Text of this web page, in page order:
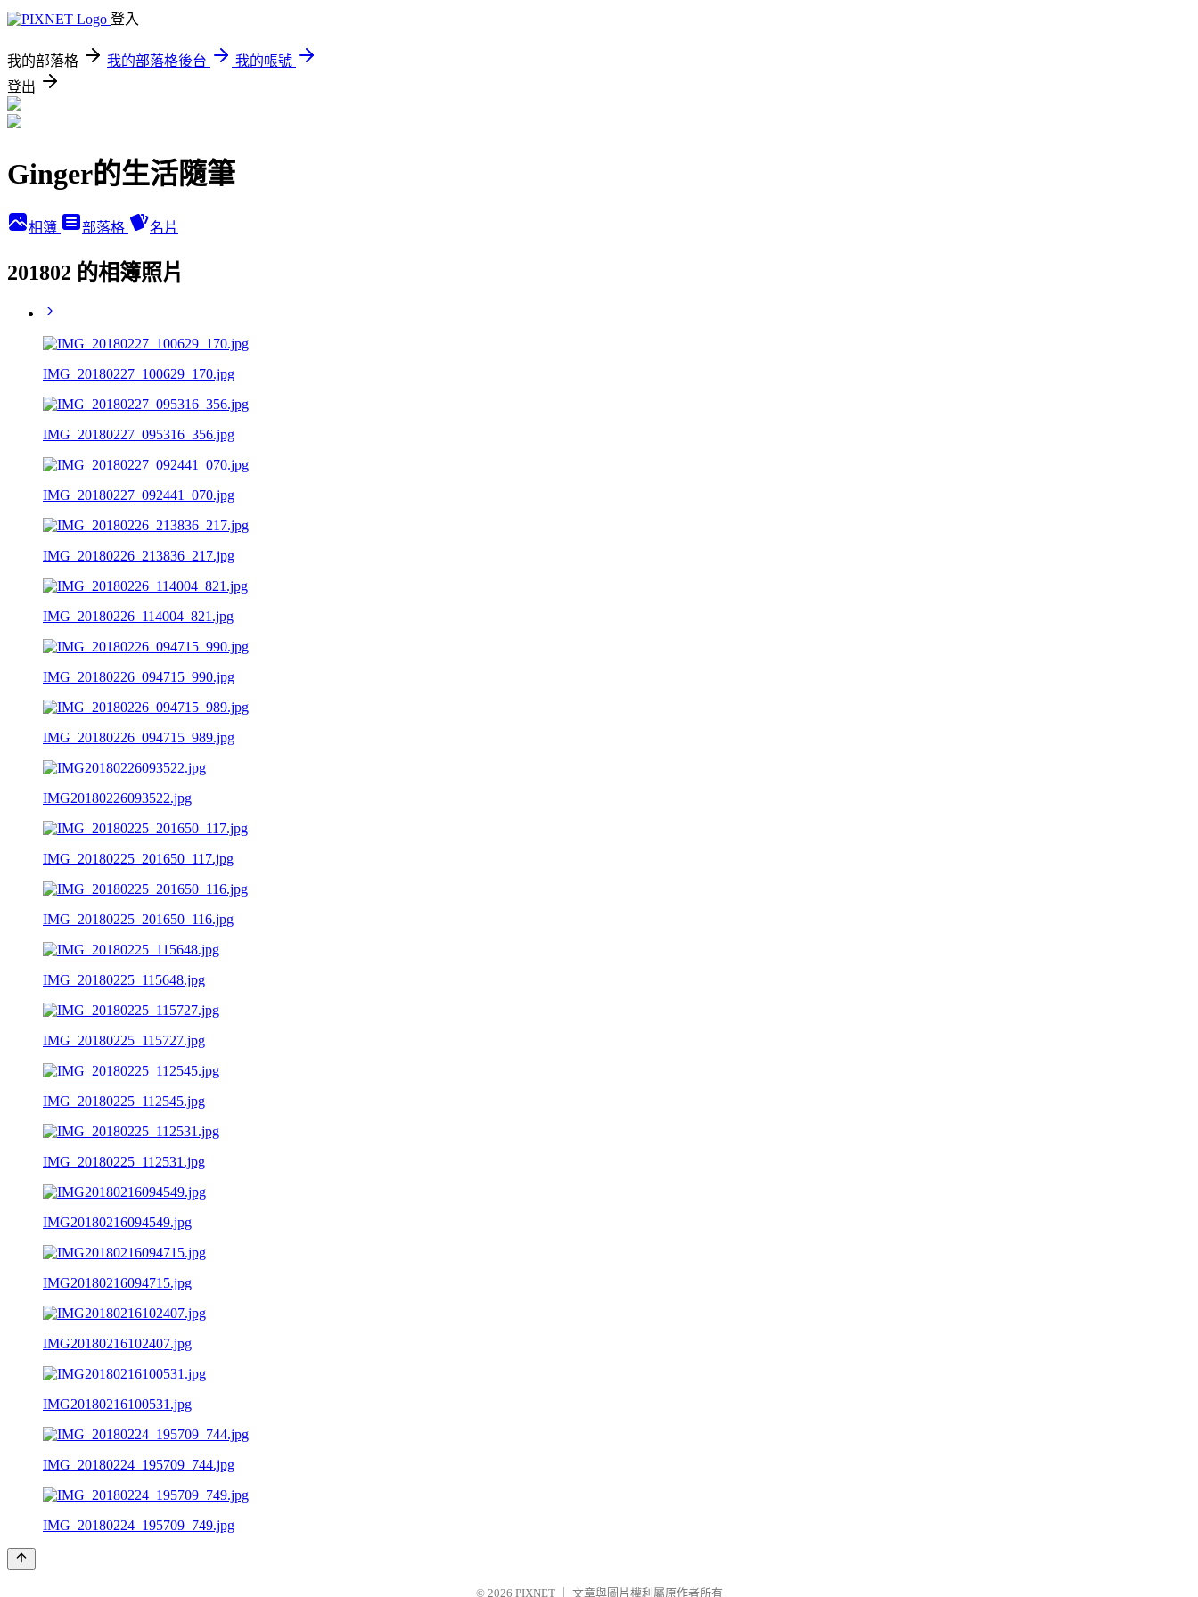
登入
我的部落格 我的部落格後台
我的帳號
登出
Ginger的生活隨筆
相簿 部落格 名片
201802 的相簿照片
IMG_20180227_100629_170.jpg
IMG_20180227_095316_356.jpg
IMG_20180227_092441_070.jpg
IMG_20180226_213836_217.jpg
IMG_20180226_114004_821.jpg
IMG_20180226_094715_990.jpg
IMG_20180226_094715_989.jpg
IMG20180226093522.jpg
IMG_20180225_201650_117.jpg
IMG_20180225_201650_116.jpg
IMG_20180225_115648.jpg
IMG_20180225_115727.jpg
IMG_20180225_112545.jpg
IMG_20180225_112531.jpg
IMG20180216094549.jpg
IMG20180216094715.jpg
IMG20180216102407.jpg
IMG20180216100531.jpg
IMG_20180224_195709_744.jpg
IMG_20180224_195709_749.jpg
© 2026 PIXNET 文章與圖片權利屬原作者所有